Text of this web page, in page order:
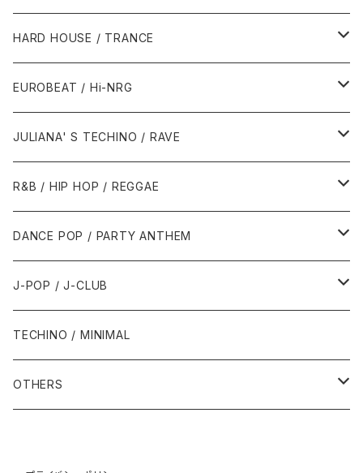
1980年代
1987年・以前
1988年
1990年代
1990年
1991年
1995年
1996年
2000年代
2000年
2001年
2005年
2010年代
2010年
2011年
HARD HOUSE / TRANCE
1990年代
1994年・以前
1995年
1999年
2000年代
2000年
2001年
2005年
EUROBEAT / Hi-NRG
1980年代
1986年・以前
1987年
1990年代
1990年
1991年
2000年代
JULIANA' S TECHINO / RAVE
1990年代
1990年
1991年
2000年代
2000年
2001年
R&B / HIP HOP / REGGAE
1980年代
1985年・以前
1986年
1990年代
1990年
1991年
1993年
2000年代
2000年
DANCE POP / PARTY ANTHEM
1980年代
1988年・以前
1989年
1990年代
1990年
2000年代
J-POP / J-CLUB
1980年代
1990年代
TECHINO / MINIMAL
OTHERS